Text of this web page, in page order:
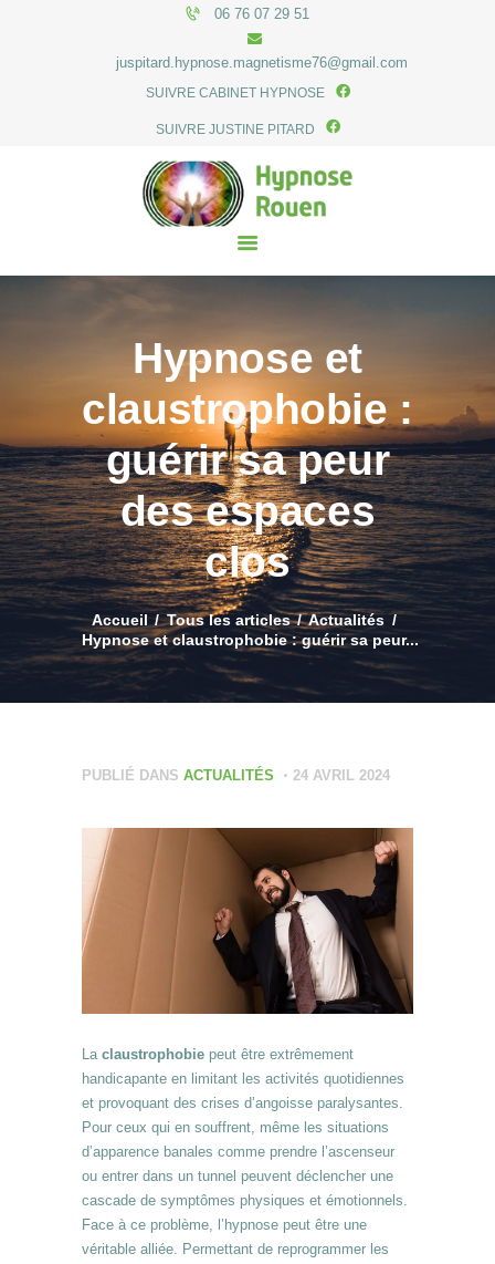
06 76 07 29 51
juspitard.hypnose.magnetisme76@gmail.com
SUIVRE CABINET HYPNOSE
SUIVRE JUSTINE PITARD
Hypnose et
claustrophobie :
guérir sa peur
des espaces
clos
Accueil Tous les articles
Actualités
Hypnose et claustrophobie : guérir sa peur...
ACCUEIL
LE CABINET
HYPNOSE
ACTUALITÉS
CONTACT
PUBLIÉ DANS ACTUALITÉS 24 AVRIL 2024
La claustrophobie peut être extrêmement
handicapante en limitant les activités quotidiennes
et provoquant des crises d’angoisse paralysantes.
Pour ceux qui en souffrent, même les situations
d’apparence banales comme prendre l’ascenseur
ou entrer dans un tunnel peuvent déclencher une
cascade de symptômes physiques et émotionnels.
Face à ce problème, l’hypnose peut être une
véritable alliée. Permettant de reprogrammer les